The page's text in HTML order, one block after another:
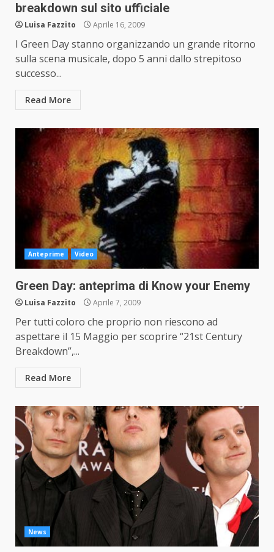
breakdown sul sito ufficiale
Luisa Fazzito Aprile 16, 2009
I Green Day stanno organizzando un grande ritorno
sulla scena musicale, dopo 5 anni dallo strepitoso
successo...
Read More
Anteprime Video
Green Day: anteprima di Know your Enemy
Luisa Fazzito Aprile 7, 2009
Per tutti coloro che proprio non riescono ad
aspettare il 15 Maggio per scoprire “21st Century
Breakdown”,...
Read More
News